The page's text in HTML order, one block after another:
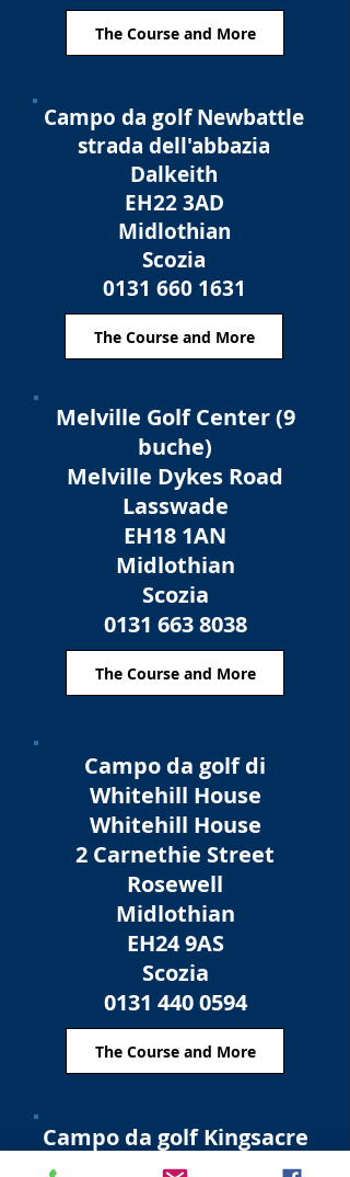
The Course and More
Campo da golf Newbattle
strada dell'abbazia
Dalkeith
EH22 3AD
Midlothian
Scozia
0131 660 1631
The Course and More
Melville Golf Center (9
buche)
Melville Dykes Road
Lasswade
EH18 1AN
Midlothian
Scozia
0131 663 8038
The Course and More
Campo da golf di
Whitehill House
Whitehill House
2 Carnethie Street
Rosewell
Midlothian
EH24 9AS
Scozia
0131 440 0594
The Course and More
Campo da golf Kingsacre
Melville Mains